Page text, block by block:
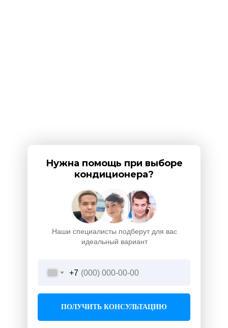
Наши специалисты подберут для вас
идеальный вариант
Нужна помощь при выборе
кондиционера?
+7
ПОЛУЧИТЬ КОНСУЛЬТАЦИЮ